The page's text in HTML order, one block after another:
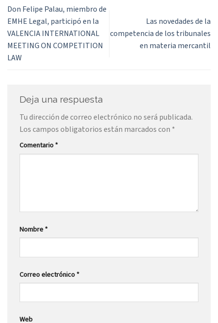
Don Felipe Palau, miembro de
EMHE Legal, participó en la
VALENCIA INTERNATIONAL
MEETING ON COMPETITION
LAW
Las novedades de la
competencia de los tribunales
en materia mercantil
Deja una respuesta
Tu dirección de correo electrónico no será publicada.
Los campos obligatorios están marcados con *
Comentario*
Nombre*
Correo electrónico*
Web